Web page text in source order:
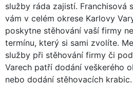
služby ráda zajistí. Franchisová
vám v celém okrese Karlovy
poskytne stěhování vaší firmy
termínu, který si sami zvolíte.
služby při stěhování firmy či
Varech patří dodání veškerého
nebo dodání stěhovacích